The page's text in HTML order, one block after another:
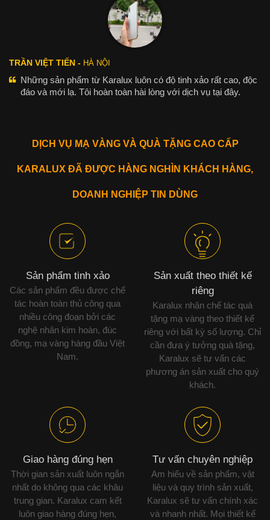
TRẦN VIỆT TIẾN - HÀ NỘI
Những sản phẩm từ Karalux luôn có độ tinh xảo rất cao, độc
đáo và mới lạ. Tôi hoàn toàn hài lòng với dịch vụ tại đây.
DỊCH VỤ MẠ VÀNG VÀ QUÀ TẶNG CAO CẤP
KARALUX ĐÃ ĐƯỢC HÀNG NGHÌN KHÁCH HÀNG,
DOANH NGHIỆP TIN DÙNG
Sản phẩm tinh xảo
Các sản phẩm đều được chế
tác hoàn toàn thủ công qua
nhiều công đoạn bởi các
nghệ nhân kim hoàn, đúc
đồng, mạ vàng hàng đầu Việt
Nam.
Sản xuất theo thiết kế
riêng
Karalux nhận chế tác quà
tặng mạ vàng theo thiết kế
riêng với bất kỳ số lượng. Chỉ
cần đưa ý tưởng quà tặng,
Karalux sẽ tư vấn các
phương án sản xuất cho quý
khách.
Giao hàng đúng hẹn
Thời gian sản xuất luôn ngắn
nhất do không qua các khâu
trung gian. Karalux cam kết
luôn giao hàng đúng hẹn,
Tư vấn chuyên nghiệp
Am hiểu về sản phẩm, vật
liệu và quy trình sản xuất,
Karalux sẽ tư vấn chính xác
và nhanh nhất. Mọi thiết kế